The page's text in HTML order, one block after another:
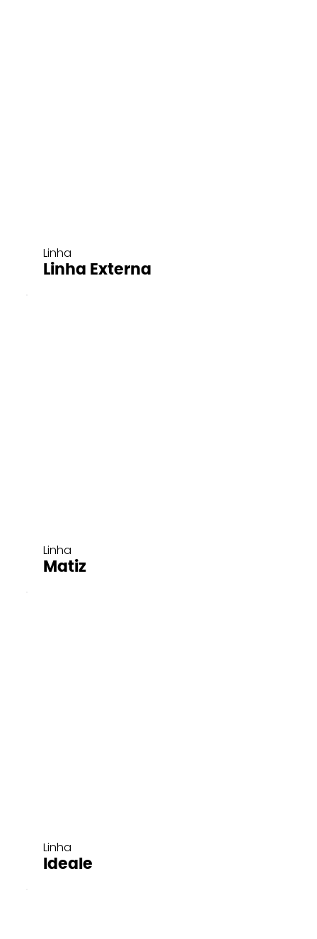
Linha
Linha Externa
Linha
Matiz
Linha
Ideale